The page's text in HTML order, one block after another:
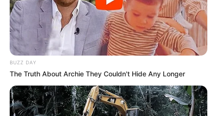
BUZZ DAY
The Truth About Archie They Couldn't Hide Any Longer